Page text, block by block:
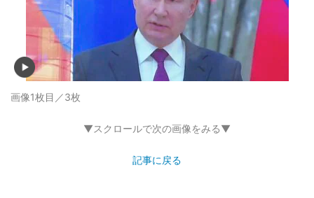
画像1枚目／3枚
▼スクロールで次の画像をみる▼
記事に戻る